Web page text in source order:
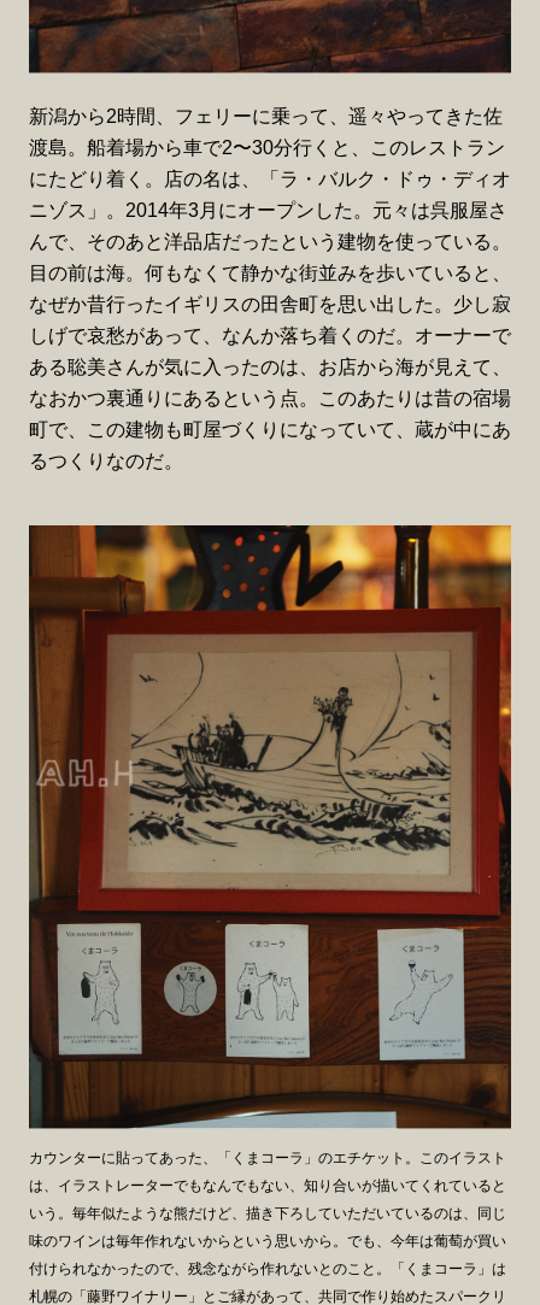
新潟から2時間、フェリーに乗って、遥々やってきた佐
渡島。船着場から車で2〜30分行くと、このレストラン
にたどり着く。店の名は、「ラ・バルク・ドゥ・ディオ
ニゾス」。2014年3月にオープンした。元々は呉服屋さ
んで、そのあと洋品店だったという建物を使っている。
目の前は海。何もなくて静かな街並みを歩いていると、
なぜか昔行ったイギリスの田舎町を思い出した。少し寂
しげで哀愁があって、なんか落ち着くのだ。オーナーで
ある聡美さんが気に入ったのは、お店から海が見えて、
なおかつ裏通りにあるという点。このあたりは昔の宿場
町で、この建物も町屋づくりになっていて、蔵が中にあ
るつくりなのだ。
カウンターに貼ってあった、「くまコーラ」のエチケット。このイラスト
は、イラストレーターでもなんでもない、知り合いが描いてくれていると
いう。毎年似たような熊だけど、描き下ろしていただいているのは、同じ
味のワインは毎年作れないからという思いから。でも、今年は葡萄が買い
付けられなかったので、残念ながら作れないとのこと。「くまコーラ」は
札幌の「藤野ワイナリー」とご縁があって、共同で作り始めたスパークリ